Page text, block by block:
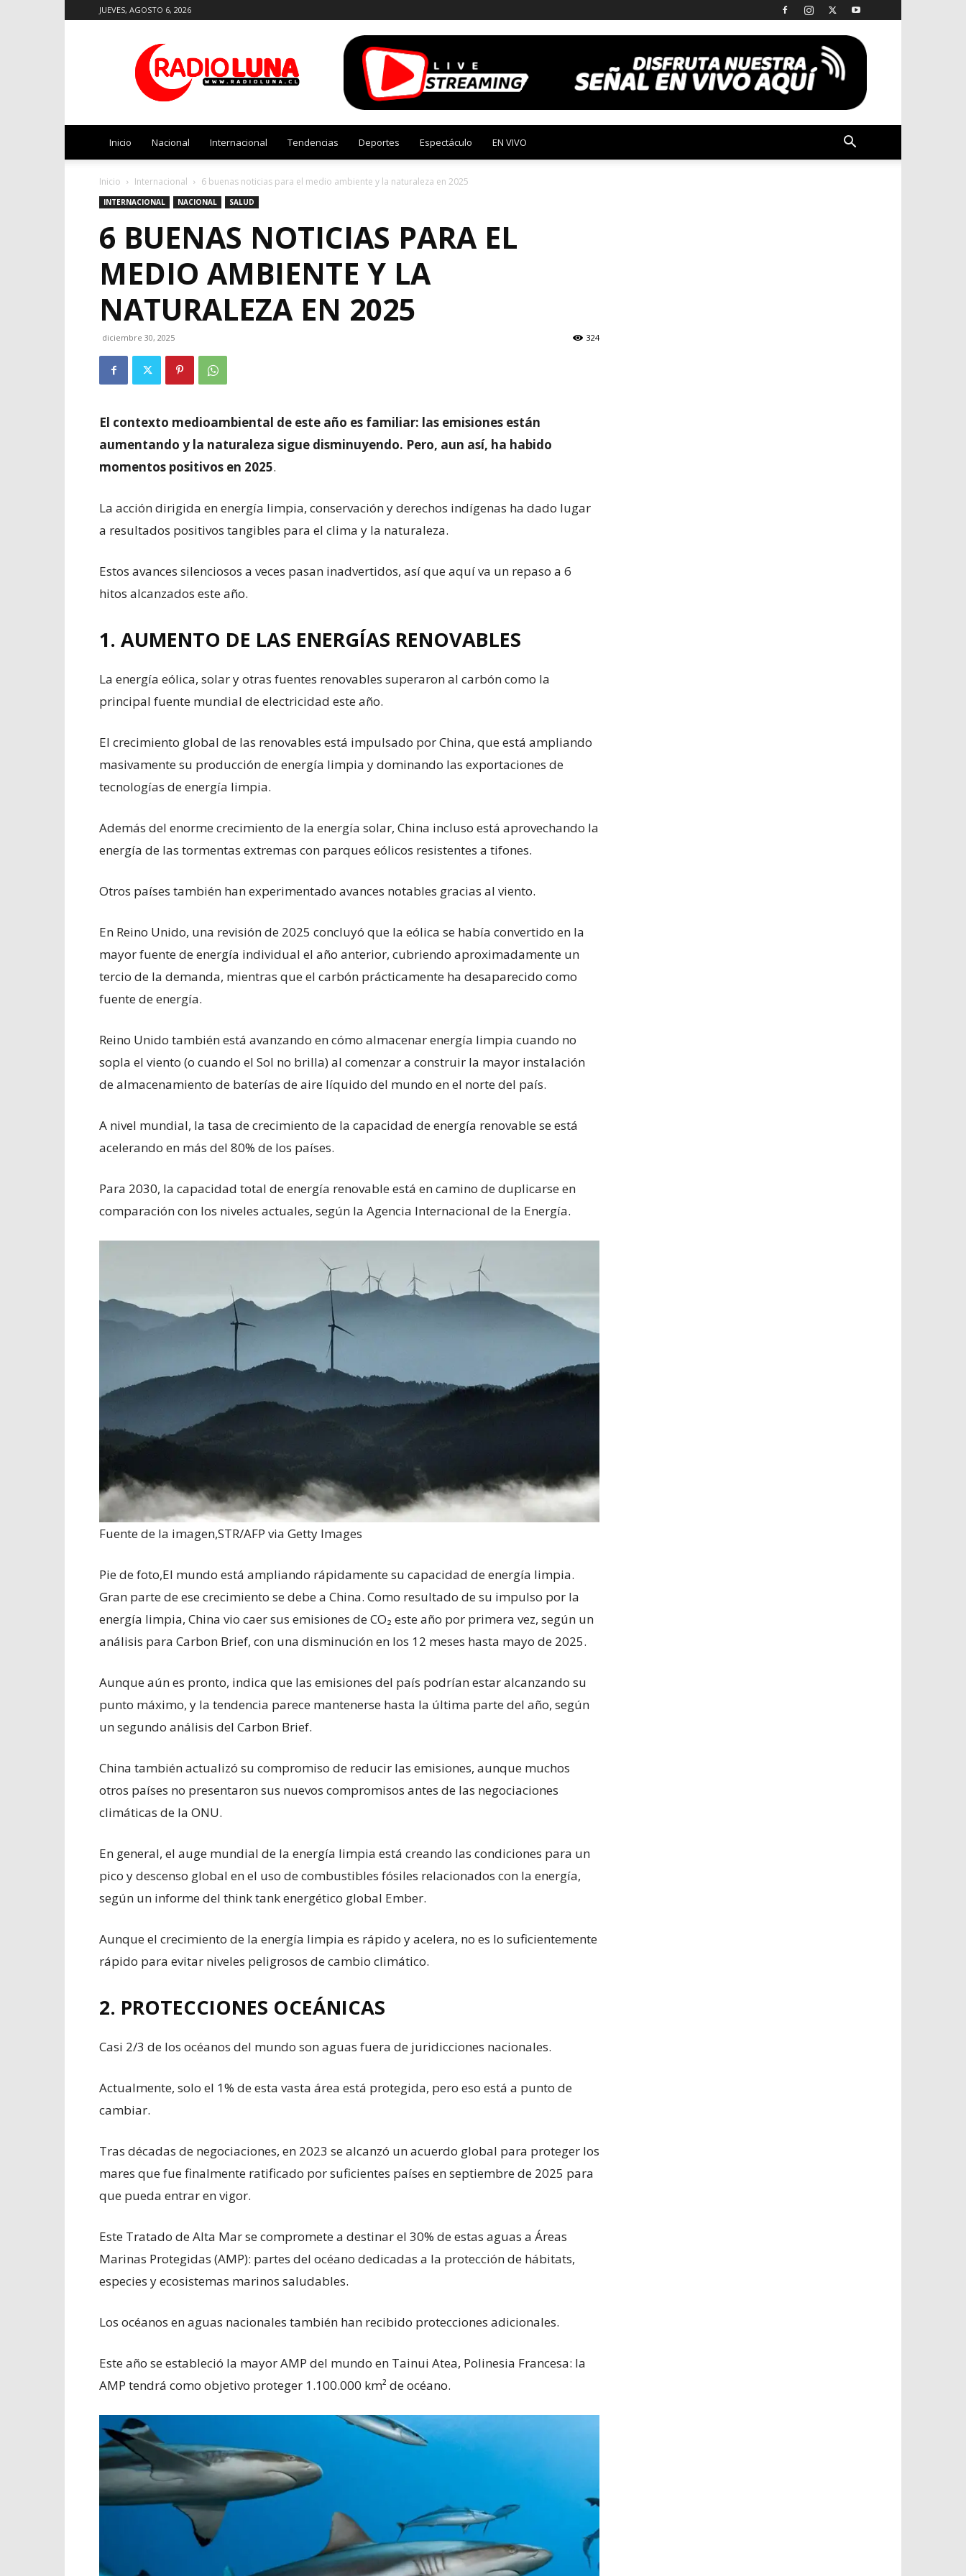
JUEVES, AGOSTO 6, 2026
Luna
Inicio Nacional Internacional Tendencias Deportes Espectáculo EN VIVO
Inicio Internacional 6 buenas noticias para el medio ambiente y la naturaleza en 2025
INTERNACIONAL NACIONAL SALUD
6 BUENAS NOTICIAS PARA EL
MEDIO AMBIENTE Y LA
NATURALEZA EN 2025
diciembre 30, 2025 324
El contexto medioambiental de este año es familiar: las emisiones están
aumentando y la naturaleza sigue disminuyendo. Pero, aun así, ha habido
momentos positivos en 2025.
La acción dirigida en energía limpia, conservación y derechos indígenas ha dado lugar
a resultados positivos tangibles para el clima y la naturaleza.
Estos avances silenciosos a veces pasan inadvertidos, así que aquí va un repaso a 6
hitos alcanzados este año.
1. AUMENTO DE LAS ENERGÍAS RENOVABLES
La energía eólica, solar y otras fuentes renovables superaron al carbón como la
principal fuente mundial de electricidad este año.
El crecimiento global de las renovables está impulsado por China, que está ampliando
masivamente su producción de energía limpia y dominando las exportaciones de
tecnologías de energía limpia.
Además del enorme crecimiento de la energía solar, China incluso está aprovechando la
energía de las tormentas extremas con parques eólicos resistentes a tifones.
Otros países también han experimentado avances notables gracias al viento.
En Reino Unido, una revisión de 2025 concluyó que la eólica se había convertido en la
mayor fuente de energía individual el año anterior, cubriendo aproximadamente un
tercio de la demanda, mientras que el carbón prácticamente ha desaparecido como
fuente de energía.
Reino Unido también está avanzando en cómo almacenar energía limpia cuando no
sopla el viento (o cuando el Sol no brilla) al comenzar a construir la mayor instalación
de almacenamiento de baterías de aire líquido del mundo en el norte del país.
A nivel mundial, la tasa de crecimiento de la capacidad de energía renovable se está
acelerando en más del 80% de los países.
Para 2030, la capacidad total de energía renovable está en camino de duplicarse en
comparación con los niveles actuales, según la Agencia Internacional de la Energía.
Fuente de la imagen,STR/AFP via Getty Images
Pie de foto,El mundo está ampliando rápidamente su capacidad de energía limpia.
Gran parte de ese crecimiento se debe a China. Como resultado de su impulso por la
energía limpia, China vio caer sus emisiones de CO₂ este año por primera vez, según un
análisis para Carbon Brief, con una disminución en los 12 meses hasta mayo de 2025.
Aunque aún es pronto, indica que las emisiones del país podrían estar alcanzando su
punto máximo, y la tendencia parece mantenerse hasta la última parte del año, según
un segundo análisis del Carbon Brief.
China también actualizó su compromiso de reducir las emisiones, aunque muchos
otros países no presentaron sus nuevos compromisos antes de las negociaciones
climáticas de la ONU.
En general, el auge mundial de la energía limpia está creando las condiciones para un
pico y descenso global en el uso de combustibles fósiles relacionados con la energía,
según un informe del think tank energético global Ember.
Aunque el crecimiento de la energía limpia es rápido y acelera, no es lo suficientemente
rápido para evitar niveles peligrosos de cambio climático.
2. PROTECCIONES OCEÁNICAS
Casi 2/3 de los océanos del mundo son aguas fuera de juridicciones nacionales.
Actualmente, solo el 1% de esta vasta área está protegida, pero eso está a punto de
cambiar.
Tras décadas de negociaciones, en 2023 se alcanzó un acuerdo global para proteger los
mares que fue finalmente ratificado por suficientes países en septiembre de 2025 para
que pueda entrar en vigor.
Este Tratado de Alta Mar se compromete a destinar el 30% de estas aguas a Áreas
Marinas Protegidas (AMP): partes del océano dedicadas a la protección de hábitats,
especies y ecosistemas marinos saludables.
Los océanos en aguas nacionales también han recibido protecciones adicionales.
Este año se estableció la mayor AMP del mundo en Tainui Atea, Polinesia Francesa: la
AMP tendrá como objetivo proteger 1.100.000 km² de océano.